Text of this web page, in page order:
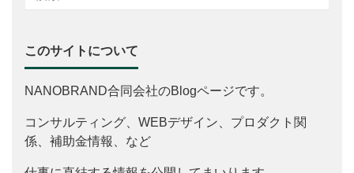
このサイトについて
NANOBRAND合同会社のBlogページです。
コンサルティング、WEBデザイン、プロダクト関
係、補助金情報、など